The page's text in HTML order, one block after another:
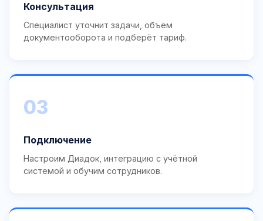
Консультация
Специалист уточнит задачи, объём
документооборота и подберёт тариф.
03
Подключение
Настроим Диадок, интеграцию с учётной
системой и обучим сотрудников.